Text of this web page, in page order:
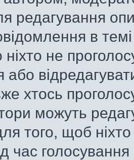
редагування
в
не
хтось
можуть
того, щоб
час голосування